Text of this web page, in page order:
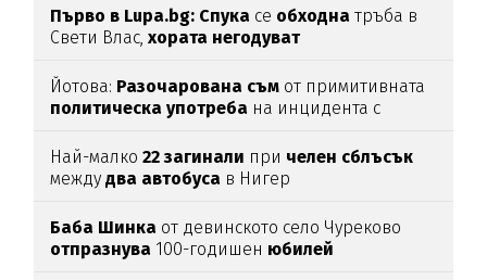
Първо в Lupa.bg: Спука се обходна тръба в
Свети Влас,хората негодуват
Йотова: Разочарована съм от примитивната
политическа употреба на инцидента с
Най-малко22 загинали при челен сблъсък
междудва автобуса в Нигер
Баба Шинка от девинското село Чуреково
отпразнува 100-годишен юбилей